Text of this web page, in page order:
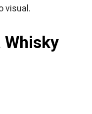
visual.